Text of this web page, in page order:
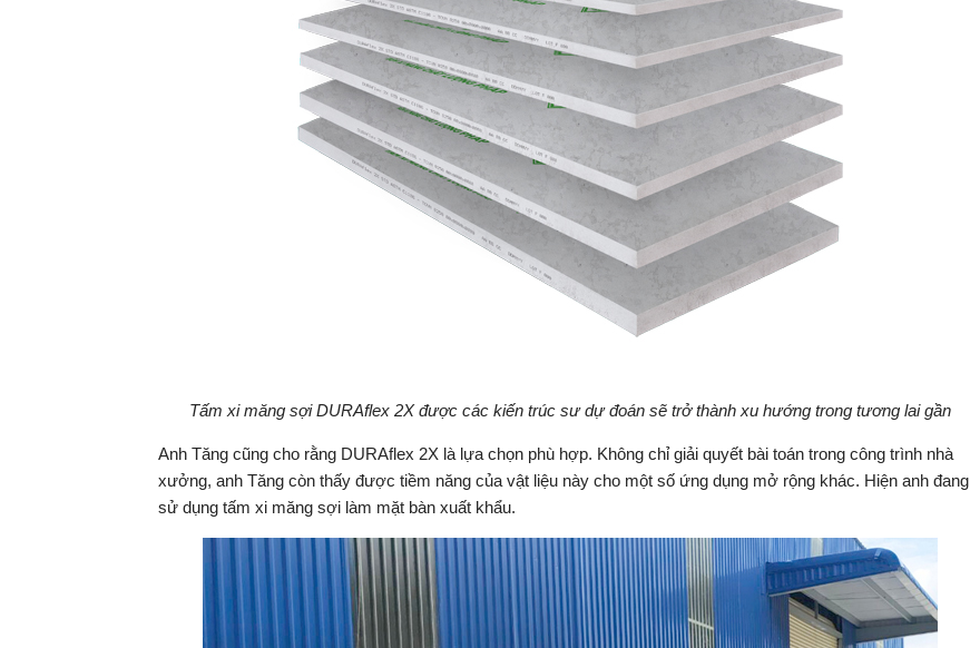
Tấm xi măng sợi DURAflex 2X được các kiến trúc sư dự đoán sẽ trở thành xu hướng trong tương lai gần
Anh Tăng cũng cho rằng DURAflex 2X là lựa chọn phù hợp. Không chỉ giải quyết bài toán trong công trình nhà
xưởng, anh Tăng còn thấy được tiềm năng của vật liệu này cho một số ứng dụng mở rộng khác. Hiện anh đang
sử dụng tấm xi măng sợi làm mặt bàn xuất khẩu.